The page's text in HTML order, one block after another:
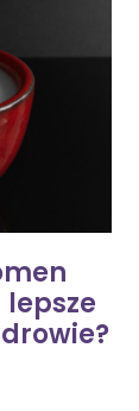
lepsze